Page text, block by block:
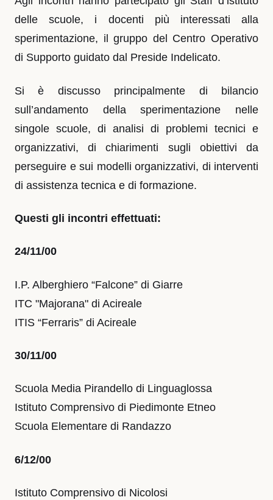
delle scuole, i docenti più interessati alla
sperimentazione, il gruppo del Centro Operativo
di Supporto guidato dal Preside Indelicato.
Si è discusso principalmente di bilancio
sull’andamento della sperimentazione nelle
singole scuole, di analisi di problemi tecnici e
organizzativi, di chiarimenti sugli obiettivi da
perseguire e sui modelli organizzativi, di interventi
di assistenza tecnica e di formazione.
Questi gli incontri effettuati:
24/11/00
I.P. Alberghiero “Falcone” di Giarre
ITC "Majorana" di Acireale
ITIS “Ferraris” di Acireale
30/11/00
Scuola Media Pirandello di Linguaglossa
Istituto Comprensivo di Piedimonte Etneo
Scuola Elementare di Randazzo
6/12/00
Istituto Comprensivo di Nicolosi